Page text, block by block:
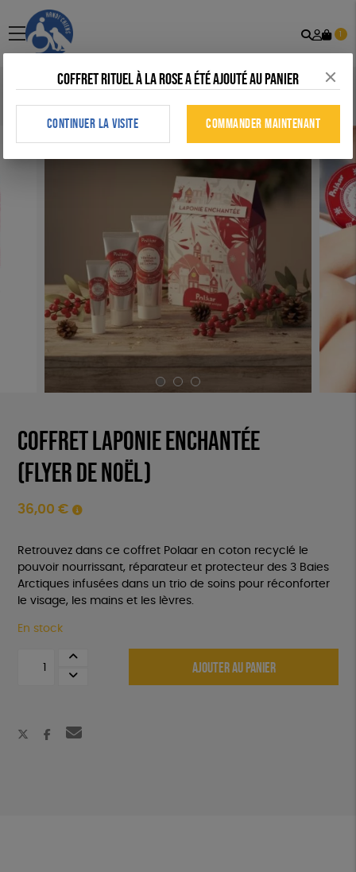
menu
Mon
1
Accueil>Tous nos produits>Maison>Coffret Laponie Enchantée
Coffret Laponie Enchantée
(flyer de noël)
36,00 €
Retrouvez dans ce coffret Polaar en coton recyclé le
pouvoir nourrissant, réparateur et protecteur des 3 Baies
Arctiques infusées dans un trio de soins pour réconforter
le visage, les mains et les lèvres.
En stock
de
AJOUTER AU PANIER
Coffret rituel à la rose a été ajouté au panier
CONTINUER LA VISITE COMMANDER MAINTENANT